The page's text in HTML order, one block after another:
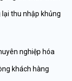
thu nhập khủng
nghiệp hóa
khách hàng